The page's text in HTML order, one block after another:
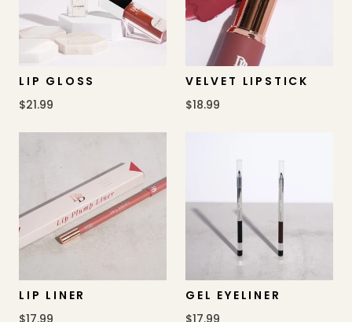
LIP GLOSS
$21.99
VELVET LIPSTICK
$18.99
LIP LINER
$17.99
GEL EYELINER
$17.99